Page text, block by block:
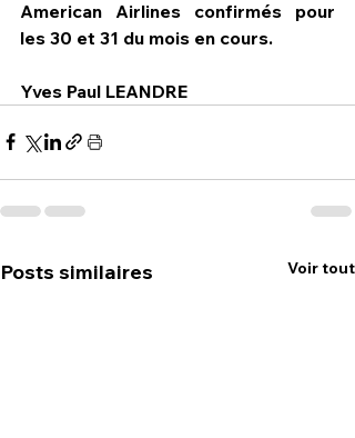
American Airlines confirmés pour
les 30 et 31 du mois en cours.
Yves Paul LEANDRE
Posts similaires Voir tout